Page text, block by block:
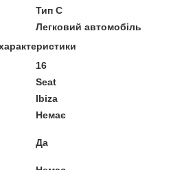
Тип C
Легковий автомобіль
16
Seat
Ibiza
Немає
Да